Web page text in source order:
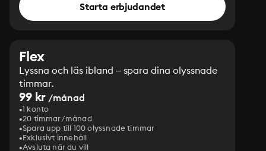
Starta erbjudandet
Flex
Lyssna och läs ibland – spara dina olyssnade
timmar.
99 kr /månad
1 konto
20 timmar/månad
Spara upp till 100 olyssnade timmar
Exklusivt innehåll
Avsluta när du vill